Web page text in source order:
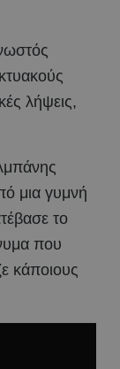
λήψεις,
μια γυμνή
το
που
κάποιους